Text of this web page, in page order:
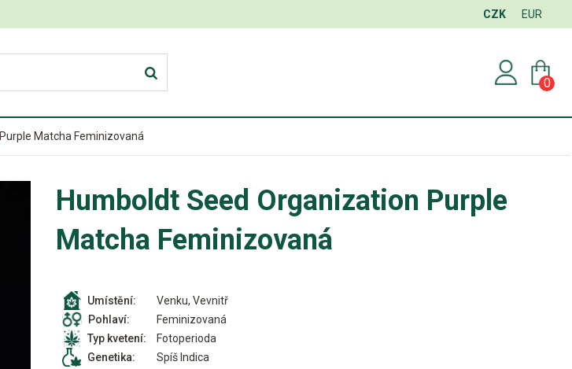
CZK EUR
0
Purple Matcha Feminizovaná
Humboldt Seed Organization Purple
Matcha Feminizovaná
Umístění:
Venku, Vevnitř
Pohlaví:
Feminizovaná
Typ kvetení:
Fotoperioda
Genetika:
Spíš Indica